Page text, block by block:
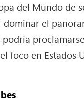
del Mundo de
el
foco en Estados